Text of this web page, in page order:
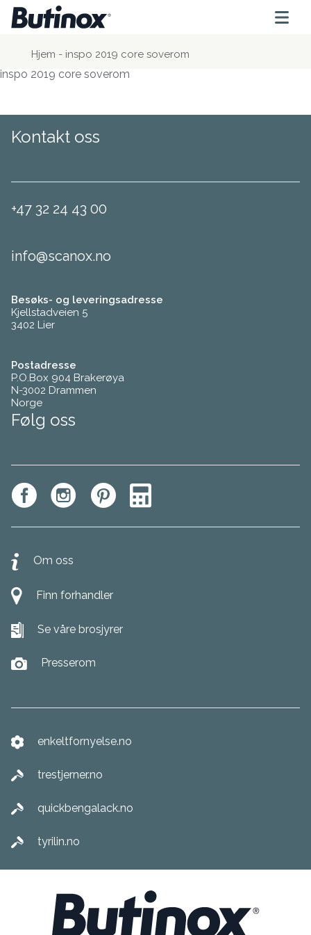
Hjem - inspo 2019 core soverom
inspo 2019 core soverom
Kontakt oss
+47 32 24 43 00
info@scanox.no
Besøks- og leveringsadresse
Kjellstadveien 5
3402 Lier
Postadresse
P.O.Box 904 Brakerøya
N-3002 Drammen
Norge
Følg oss
Om oss
Finn forhandler
Se våre brosjyrer
Presserom
enkeltfornyelse.no
trestjerner.no
quickbengalack.no
tyrilin.no